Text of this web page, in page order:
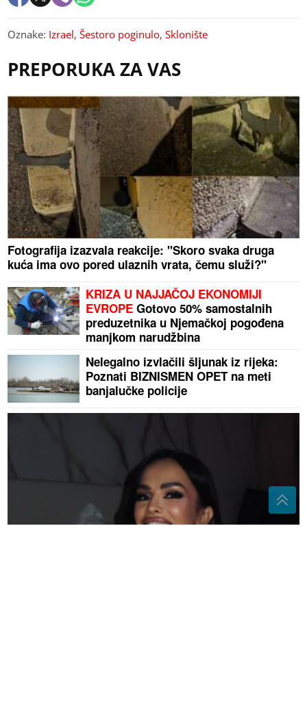
Oznake: Izrael,Šestoro poginulo,Sklonište
PREPORUKA ZA VAS
Fotografija izazvala reakcije: "Skoro svaka druga
kuća ima ovo pored ulaznih vrata, čemu služi?"
KRIZA U NAJJAČOJ EKONOMIJI
EVROPE Gotovo 50% samostalnih
preduzetnika u Njemačkoj pogođena
manjkom narudžbina
Nelegalno izvlačili šljunak iz rijeka:
Poznati BIZNISMEN OPET na meti
banjalučke policije